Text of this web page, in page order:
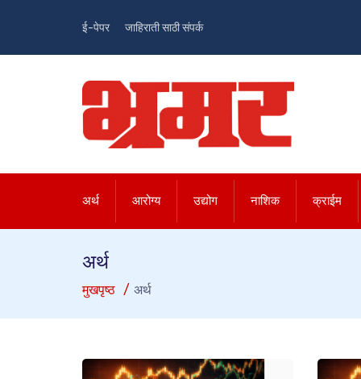
ई-पेपर जाहिराती साठी संपर्क
अर्थ आरोग्य उद्योग नाशिक क्राईम
अर्थ
मुखपृष्ठ अर्थ